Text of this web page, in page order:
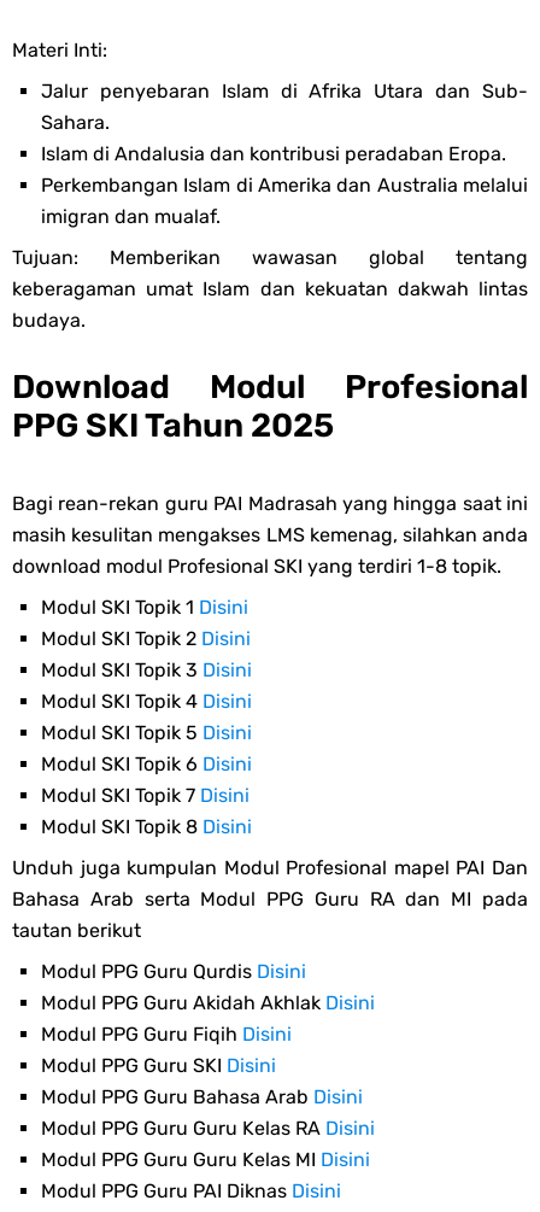
Materi Inti:
Jalur penyebaran Islam di Afrika Utara dan Sub-
Sahara.
Islam di Andalusia dan kontribusi peradaban Eropa.
Perkembangan Islam di Amerika dan Australia melalui
imigran dan mualaf.
Tujuan: Memberikan wawasan global tentang
keberagaman umat Islam dan kekuatan dakwah lintas
budaya.
Download Modul Profesional
PPG SKI Tahun 2025
Bagi rean-rekan guru PAI Madrasah yang hingga saat ini
masih kesulitan mengakses LMS kemenag, silahkan anda
download modul Profesional SKI yang terdiri 1-8 topik.
Modul SKI Topik 1 Disini
Modul SKI Topik 2 Disini
Modul SKI Topik 3 Disini
Modul SKI Topik 4 Disini
Modul SKI Topik 5 Disini
Modul SKI Topik 6 Disini
Modul SKI Topik 7 Disini
Modul SKI Topik 8 Disini
Unduh juga kumpulan Modul Profesional mapel PAI Dan
Bahasa Arab serta Modul PPG Guru RA dan MI pada
tautan berikut
Modul PPG Guru Qurdis Disini
Modul PPG Guru Akidah Akhlak Disini
Modul PPG Guru Fiqih Disini
Modul PPG Guru SKI Disini
Modul PPG Guru Bahasa Arab Disini
Modul PPG Guru Guru Kelas RA Disini
Modul PPG Guru Guru Kelas MI Disini
Modul PPG Guru PAI Diknas Disini